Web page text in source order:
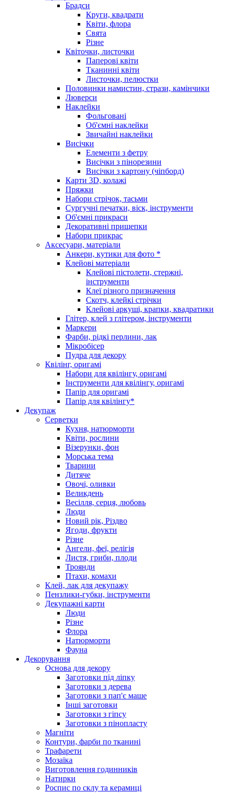
Брадси
Круги, квадрати
Квіти, флора
Свята
Різне
Квіточки, листочки
Паперові квіти
Тканинні квіти
Листочки, пелюстки
Половинки намистин, стрази, камінчики
Люверси
Наклейки
Фольговані
Об'ємні наклейки
Звичайні наклейки
Висічки
Елементи з фетру
Висічки з пінорезини
Висічки з картону (чіпборд)
Карти 3D, колажі
Пряжки
Набори стрічок, тасьми
Сургучні печатки, віск, інструменти
Об'ємні прикраси
Декоративні прищепки
Набори прикрас
Аксесуари, матеріали
Анкери, кутики для фото *
Клейові матеріали
Клейові пістолети, стержні,
інструменти
Клеї різного призначення
Скотч, клейкі стрічки
Клейові аркуші, крапки, квадратики
Глітер, клей з глітером, інструменти
Маркери
Фарби, рідкі перлини, лак
Мікробісер
Пудра для декору
Квілінг, оригамі
Набори для квілінгу, оригамі
Інструменти для квілінгу, оригамі
Папір для оригамі
Папір для квілінгу*
Декупаж
Серветки
Кухня, натюрморти
Квіти, рослини
Візерунки, фон
Морська тема
Тварини
Дитяче
Овочі, оливки
Великдень
Весілля, серця, любовь
Люди
Новий рік, Різдво
Ягоди, фрукти
Різне
Ангели, феї, релігія
Листя, гриби, плоди
Троянди
Птахи, комахи
Клей, лак для декупажу
Пензлики-губки, інструменти
Декупажні карти
Люди
Різне
Флора
Натюрморти
Фауна
Декорування
Основа для декору
Заготовки під ліпку
Заготовки з дерева
Заготовки з пап'є маше
Інші заготовки
Заготовки з гіпсу
Заготовки з пінопласту
Магніти
Контури, фарби по тканині
Трафарети
Мозаїка
Виготовлення годинників
Натирки
Роспис по склу та керамиці